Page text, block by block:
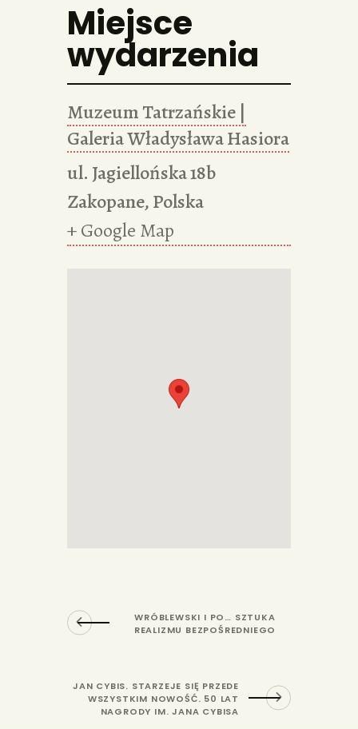
Miejsce
wydarzenia
Muzeum Tatrzańskie |
Galeria Władysława Hasiora
ul. Jagiellońska 18b
Zakopane,Polska
+ Google Map
WRÓBLEWSKI I PO… SZTUKA
REALIZMU BEZPOŚREDNIEGO
JAN CYBIS. STARZEJE SIĘ PRZEDE
WSZYSTKIM NOWOŚĆ. 50 LAT
NAGRODY IM. JANA CYBISA